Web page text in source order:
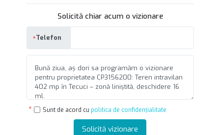
Solicită chiar acum o vizionare
Telefon
Sunt de acord cu politica de confidențialitate
Solicită vizionare